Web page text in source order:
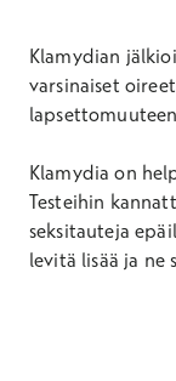
Klamydian
varsinaiset
Klamydia on
Testeihin
seksitauteja
levitä lisää ja ne